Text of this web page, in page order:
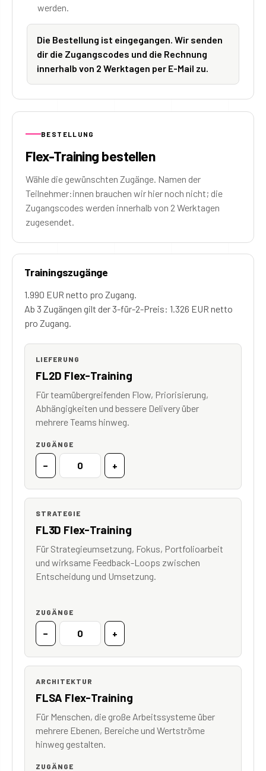
BESTELLUNG
Flex-Training bestellen
Wähle die gewünschten Zugänge. Namen der
Teilnehmer:innen brauchen wir hier noch nicht; die
Zugangscodes werden innerhalb von 2 Werktagen
zugesendet.
Trainingszugänge
1.990 EUR netto pro Zugang.
Ab 3 Zugängen gilt der 3-für-2-Preis: 1.326 EUR netto
pro Zugang.
LIEFERUNG
FL2D Flex-Training
Für teamübergreifenden Flow, Priorisierung,
Abhängigkeiten und bessere Delivery über
mehrere Teams hinweg.
ZUGÄNGE
− +
STRATEGIE
FL3D Flex-Training
Für Strategieumsetzung, Fokus, Portfolioarbeit
und wirksame Feedback-Loops zwischen
Entscheidung und Umsetzung.
ZUGÄNGE
− +
ARCHITEKTUR
FLSA Flex-Training
Für Menschen, die große Arbeitssysteme über
mehrere Ebenen, Bereiche und Wertströme
hinweg gestalten.
ZUGÄNGE
werden.
Die Bestellung ist eingegangen. Wir senden
dir die Zugangscodes und die Rechnung
innerhalb von 2 Werktagen per E-Mail zu.